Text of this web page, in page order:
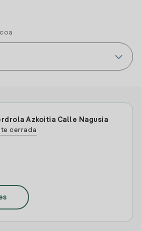
Azkoitia Calle Nagusia
cerrada